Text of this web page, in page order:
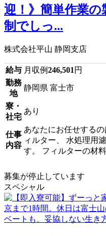
迎！》簡単作業
制でしっ...
株式会社平山 静岡支店
給与 月収例246,501 円
勤務
地
静岡県 富士市
寮・
社宅
あり
仕事
内容
あなたにお任せする
ィルター、 水処理用
す。 フィルターの材
募集が停止しています
スペシャル